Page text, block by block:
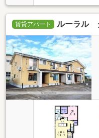
賃貸アパート ルーラル